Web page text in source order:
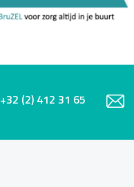
+32 (2) 412 31 65